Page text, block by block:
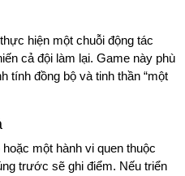
hiện một chuỗi động tác
cả đội làm lại. Game này phù
tính đồng bộ và tinh thần “một
một hành vi quen thuộc
trước sẽ ghi điểm. Nếu triển